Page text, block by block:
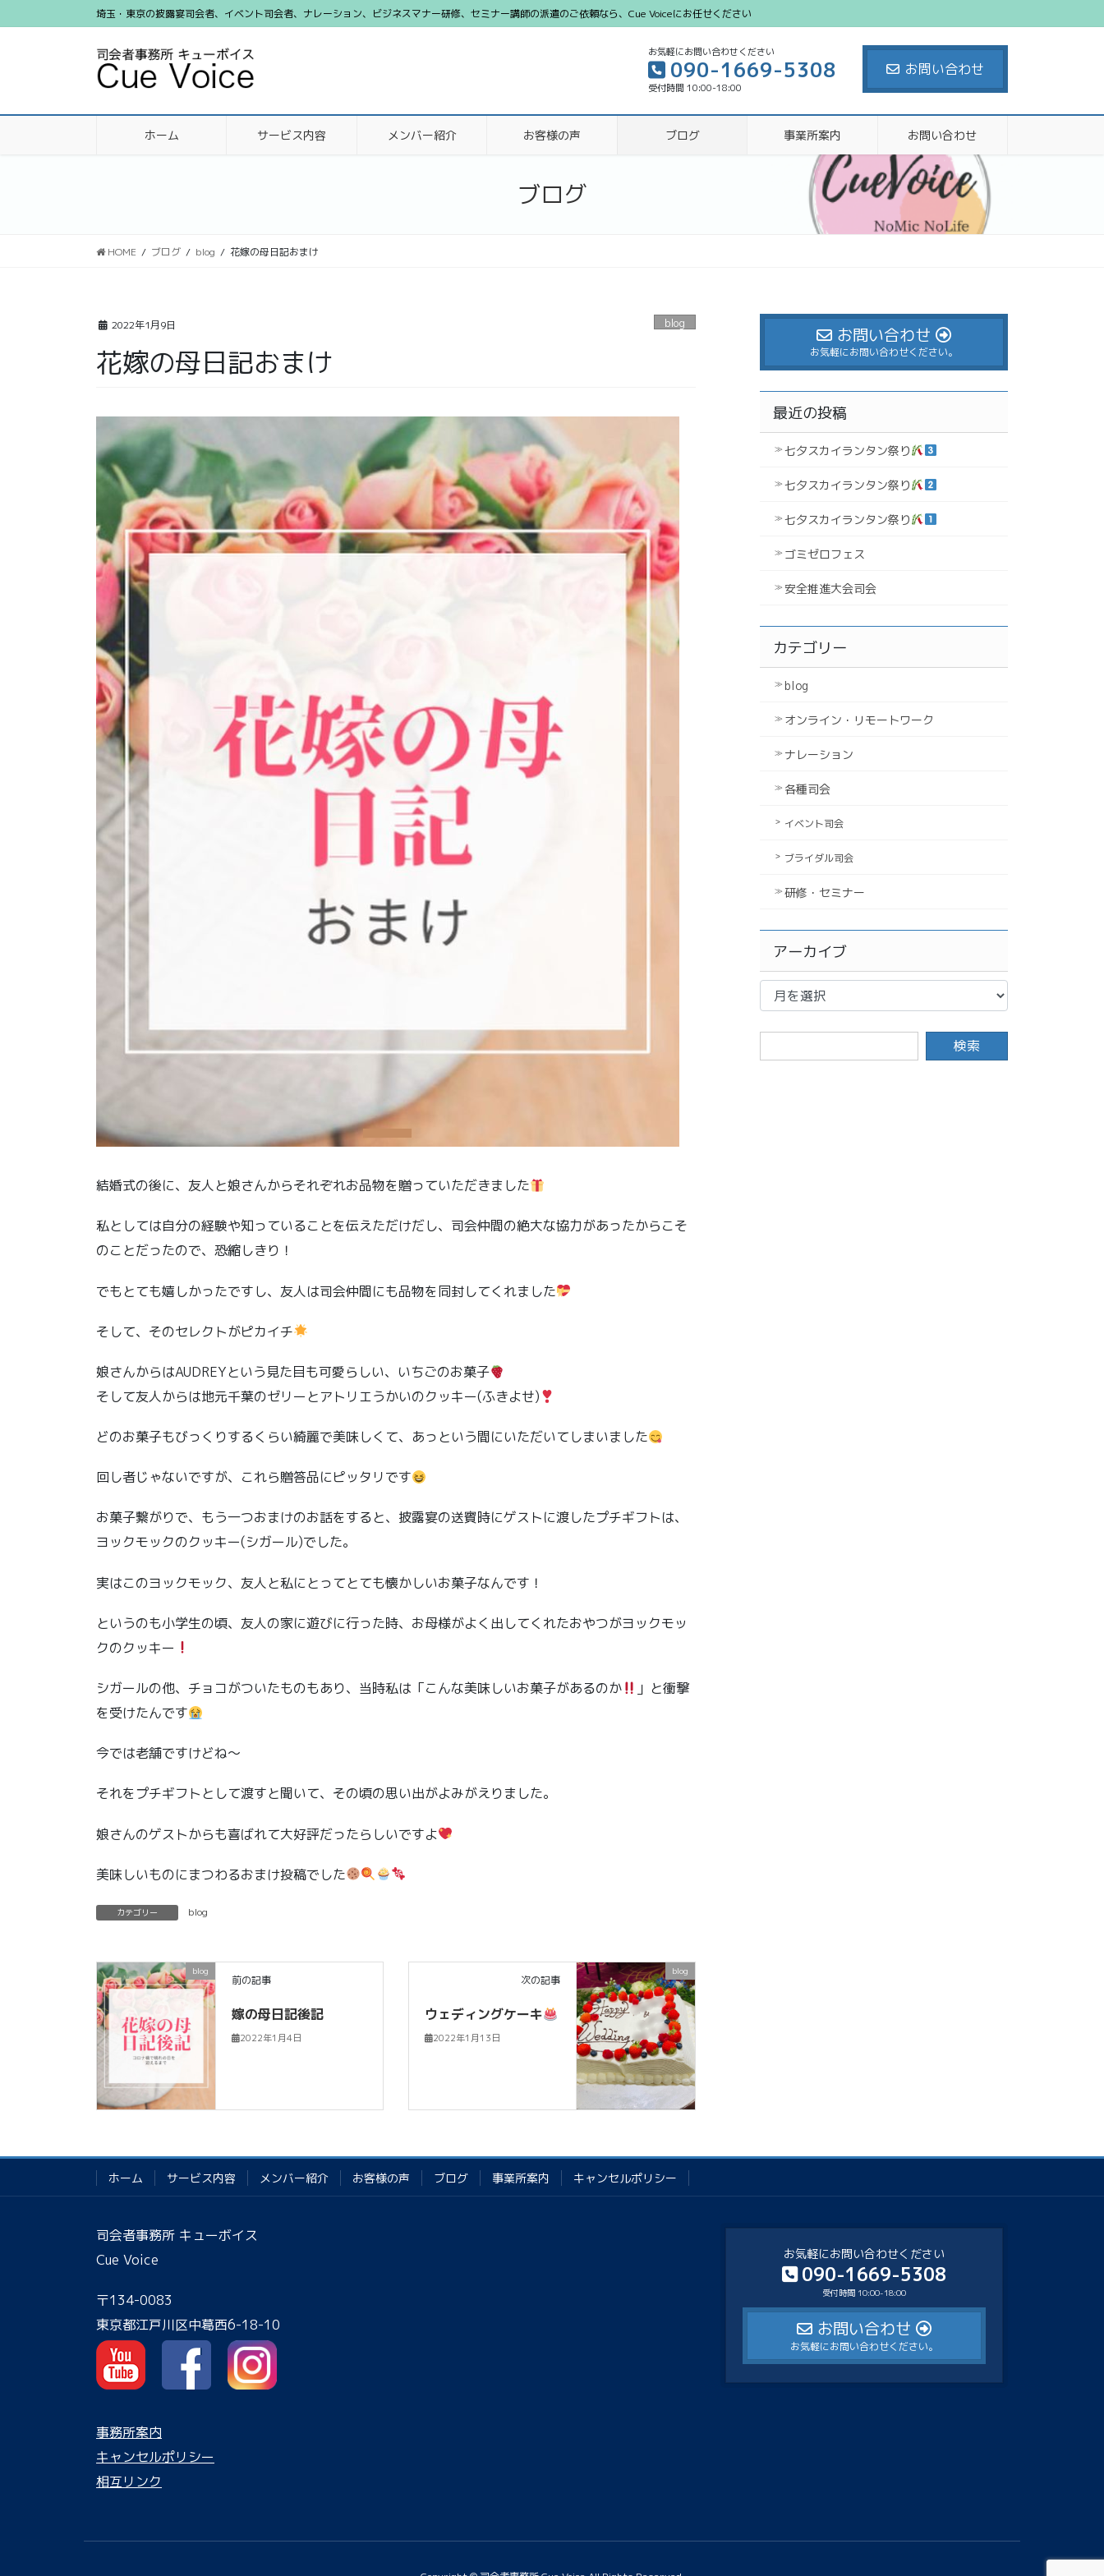
ン
ビ
埼玉・東京の披露宴司会者、イベント司会者、ナレーション、ビジネスマナー研修、セミナー講師の派遣のご依頼なら、Cue Voiceにお任せください
お気軽にお問い合わせください
090-1669-5308
受付時間 10:00-18:00
お問い合わせ
ホーム サービス内容 メンバー紹介 お客様の声 ブログ 事業所案内 お問い合わせ
ブログ
HOME ブログ blog 花嫁の母日記おまけ
2022年1月9日 blog
花嫁の母日記おまけ
結婚式の後に、友人と娘さんからそれぞれお品物を贈っていただきました
私としては自分の経験や知っていることを伝えただけだし、司会仲間の絶大な協力があったからこそ
のことだったので、恐縮しきり！
でもとても嬉しかったですし、友人は司会仲間にも品物を同封してくれました
そして、そのセレクトがピカイチ
娘さんからはAUDREYという見た目も可愛らしい、いちごのお菓子
そして友人からは地元千葉のゼリーとアトリエうかいのクッキー(ふきよせ)
どのお菓子もびっくりするくらい綺麗で美味しくて、あっという間にいただいてしまいました
回し者じゃないですが、これら贈答品にピッタリです
お菓子繋がりで、もう一つおまけのお話をすると、披露宴の送賓時にゲストに渡したプチギフトは、
ヨックモックのクッキー(シガール)でした。
実はこのヨックモック、友人と私にとってとても懐かしいお菓子なんです！
というのも小学生の頃、友人の家に遊びに行った時、お母様がよく出してくれたおやつがヨックモッ
クのクッキー
シガールの他、チョコがついたものもあり、当時私は「こんな美味しいお菓子があるのか
」と衝撃
を受けたんです
今では老舗ですけどね〜
それをプチギフトとして渡すと聞いて、その頃の思い出がよみがえりました。
娘さんのゲストからも喜ばれて大好評だったらしいですよ
美味しいものにまつわるおまけ投稿でした
カテゴリー blog
blog
前の記事
嫁の母日記後記
2022年1月4日
blog
次の記事
ウェディングケーキ
2022年1月13日
お問い合わせ
お気軽にお問い合わせください。
最近の投稿
七夕スカイランタン祭り
七夕スカイランタン祭り
七夕スカイランタン祭り
ゴミゼロフェス
安全推進大会司会
カテゴリー
blog
オンライン・リモートワーク
ナレーション
各種司会
イベント司会
ブライダル司会
研修・セミナー
アーカイブ
ア
ブ
ホーム サービス内容 メンバー紹介 お客様の声 ブログ 事業所案内 キャンセルポリシー
司会者事務所 キューボイス
Cue Voice
〒134-0083
東京都江戸川区中葛西6-18-10
事務所案内
キャンセルポリシー
相互リンク
お気軽にお問い合わせください
090-1669-5308
受付時間 10:00-18:00
お問い合わせ
お気軽にお問い合わせください。